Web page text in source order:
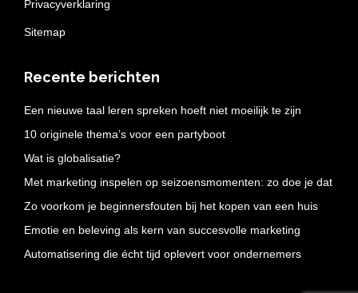
Privacyverklaring
Sitemap
Recente berichten
Een nieuwe taal leren spreken hoeft niet moeilijk te zijn
10 originele thema’s voor een partyboot
Wat is globalisatie?
Met marketing inspelen op seizoensmomenten: zo doe je dat
Zo voorkom je beginnersfouten bij het kopen van een huis
Emotie en beleving als kern van succesvolle marketing
Automatisering die écht tijd oplevert voor ondernemers